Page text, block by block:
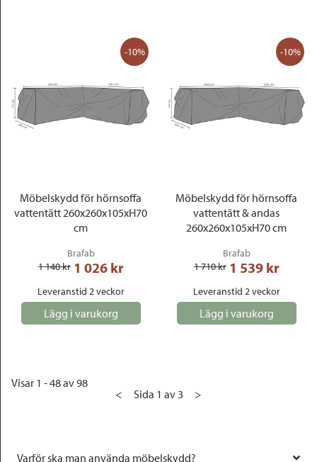
-10%
Möbelskydd för hörnsoffa
vattentätt 260x260x105xH70
cm
Brafab
1 140 kr 1 026 kr
Leveranstid 2 veckor
Lägg i varukorg
-10%
Möbelskydd för hörnsoffa
vattentätt & andas
260x260x105xH70 cm
Brafab
1 710 kr 1 539 kr
Leveranstid 2 veckor
Lägg i varukorg
Visar 1 - 48 av 98
<
Sida 1 av 3 >
Varför ska man använda möbelskydd?